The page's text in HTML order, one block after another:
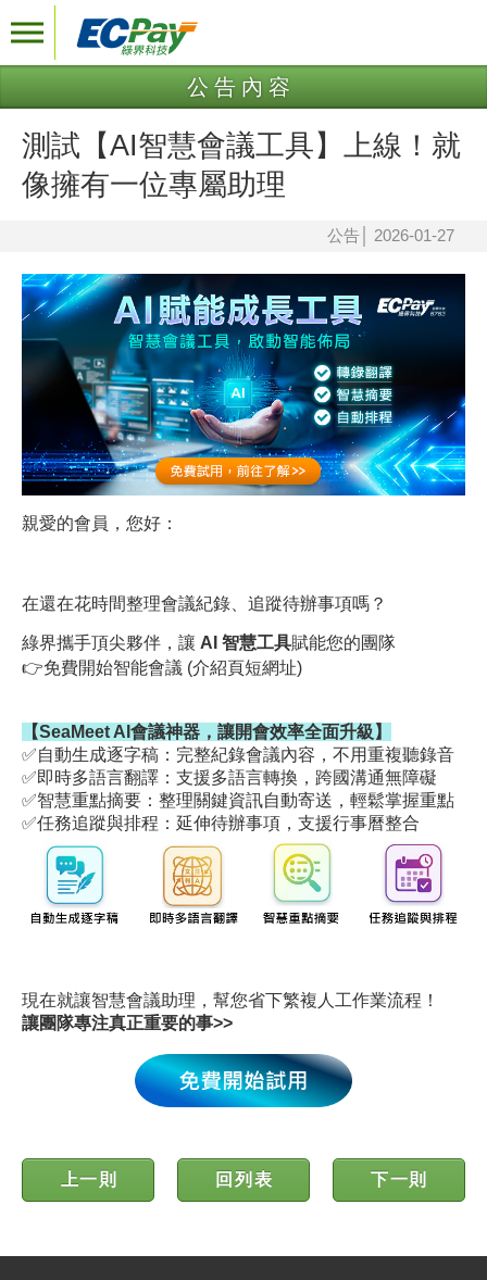
公告內容
測試【AI智慧會議工具】上線！就
像擁有一位專屬助理
公告 2026-01-27
親愛的會員，您好：
在還在花時間整理會議紀錄、追蹤待辦事項嗎？
綠界攜手頂尖夥伴，讓 AI 智慧工具賦能您的團隊
👉免費開始智能會議 (介紹頁短網址)
【SeaMeet AI會議神器，讓開會效率全面升級】
✅自動生成逐字稿：完整紀錄會議內容，不用重複聽錄音
✅即時多語言翻譯：支援多語言轉換，跨國溝通無障礙
✅智慧重點摘要：整理關鍵資訊自動寄送，輕鬆掌握重點
✅任務追蹤與排程：延伸待辦事項，支援行事曆整合
現在就讓智慧會議助理，幫您省下繁複人工作業流程！
讓團隊專注真正重要的事>>
上一則 回列表 下一則